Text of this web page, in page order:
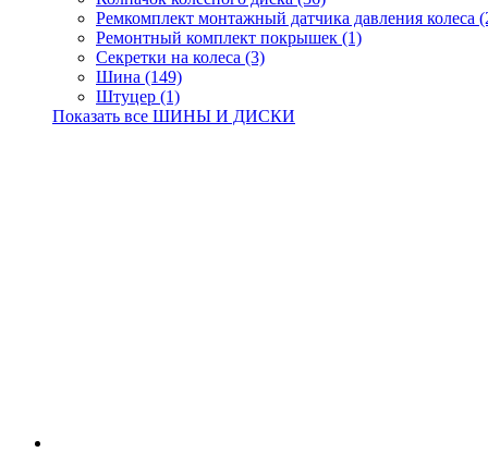
Ремкомплект монтажный датчика давления колеса
Ремонтный комплект покрышек (1)
Секретки на колеса (3)
Шина (149)
Штуцер (1)
Показать все ШИНЫ И ДИСКИ